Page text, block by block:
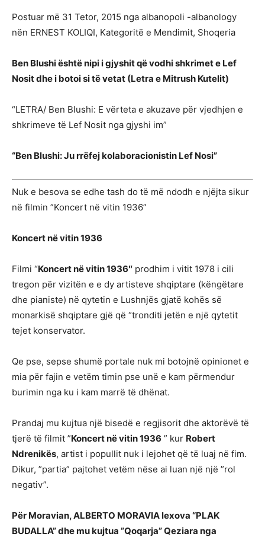
Postuar më 31 Tetor, 2015 nga albanopoli -albanology
nën ERNEST KOLIQI, Kategoritë e Mendimit, Shoqeria
Ben Blushi është nipi i gjyshit që vodhi shkrimet e Lef
Nosit dhe i botoi si të vetat (Letra e Mitrush Kutelit)
“LETRA/ Ben Blushi: E vërteta e akuzave për vjedhjen e
shkrimeve të Lef Nosit nga gjyshi im”
“Ben Blushi: Ju rrëfej kolaboracionistin Lef Nosi”
Nuk e besova se edhe tash do të më ndodh e njëjta sikur
në filmin ”Koncert në vitin 1936”
Koncert në vitin 1936
Filmi “Koncert në vitin 1936″ prodhim i vitit 1978 i cili
tregon për vizitën e e dy artisteve shqiptare (këngëtare
dhe pianiste) në qytetin e Lushnjës gjatë kohës së
monarkisë shqiptare gjë që “tronditi jetën e një qytetit
tejet konservator.
Qe pse, sepse shumë portale nuk mi botojnë opinionet e
mia për fajin e vetëm timin pse unë e kam përmendur
burimin nga ku i kam marrë të dhënat.
Prandaj mu kujtua një bisedë e regjisorit dhe aktorëvë të
tjerë të filmit ”Koncert në vitin 1936 ” kur Robert
Ndrenikës, artist i popullit nuk i lejohet që të luaj në fim.
Dikur, ”partia” pajtohet vetëm nëse ai luan një një ”rol
negativ”.
Për Moravian, ALBERTO MORAVIA lexova “PLAK
BUDALLA” dhe mu kujtua ”Qoqarja” Qeziara nga